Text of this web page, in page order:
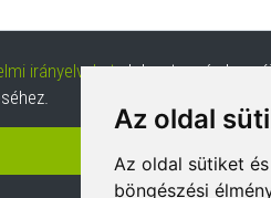
Az oldal
Az oldal sütiket
böngészési
irányelveketelolvastam és